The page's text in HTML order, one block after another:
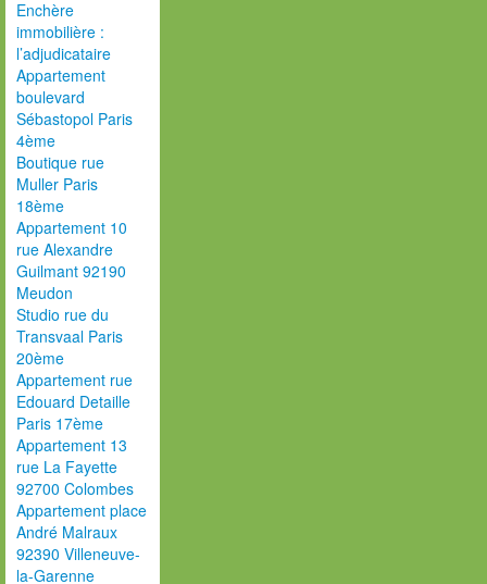
Enchère
immobilière :
l’adjudicataire
Appartement
boulevard
Sébastopol Paris
4ème
Boutique rue
Muller Paris
18ème
Appartement 10
rue Alexandre
Guilmant 92190
Meudon
Studio rue du
Transvaal Paris
20ème
Appartement rue
Edouard Detaille
Paris 17ème
Appartement 13
rue La Fayette
92700 Colombes
Appartement place
André Malraux
92390 Villeneuve-
la-Garenne